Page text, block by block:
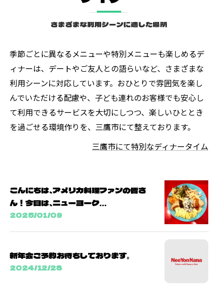
さまざまな利用シーンに適した場所
季節ごとに異なるメニューや特別メニューも楽しめるデ
ィナーは、デートやご友人との語らいなど、さまざまな
利用シーンに対応しています。おひとりで雰囲気を楽し
んでいただける配慮や、子ども連れのお客様でも安心し
て利用できるサービスを大切にしつつ、楽しいひととき
を過ごせる環境作りを、三鷹市にて整えております。
三鷹市にて特別なディナータイム
こんにちは、アメリカ料理ファンの皆さ
ん！今日は、ニューヨーク...
2025/01/09
新年会ご予約お待ちしております。
2024/12/28